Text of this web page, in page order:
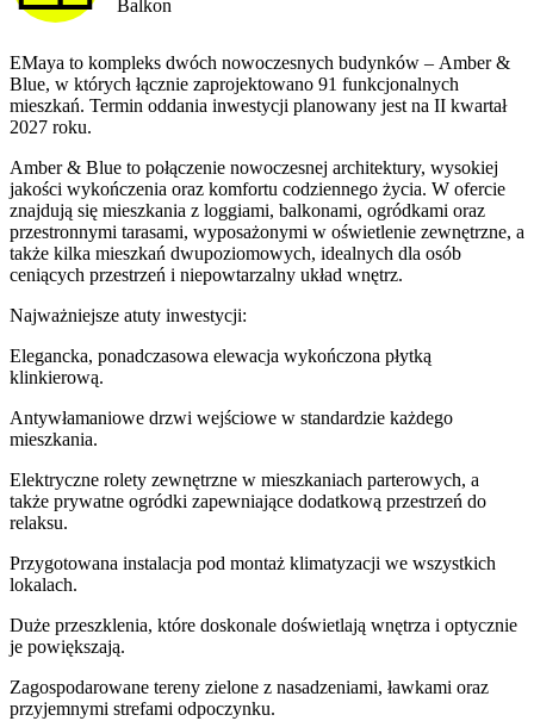
Balkon
EMaya to kompleks dwóch nowoczesnych budynków – Amber &
Blue, w których łącznie zaprojektowano 91 funkcjonalnych
mieszkań. Termin oddania inwestycji planowany jest na II kwartał
2027 roku.
Amber & Blue to połączenie nowoczesnej architektury, wysokiej
jakości wykończenia oraz komfortu codziennego życia. W ofercie
znajdują się mieszkania z loggiami, balkonami, ogródkami oraz
przestronnymi tarasami, wyposażonymi w oświetlenie zewnętrzne, a
także kilka mieszkań dwupoziomowych, idealnych dla osób
ceniących przestrzeń i niepowtarzalny układ wnętrz.
Najważniejsze atuty inwestycji:
Elegancka, ponadczasowa elewacja wykończona płytką
klinkierową.
Antywłamaniowe drzwi wejściowe w standardzie każdego
mieszkania.
Elektryczne rolety zewnętrzne w mieszkaniach parterowych, a
także prywatne ogródki zapewniające dodatkową przestrzeń do
relaksu.
Przygotowana instalacja pod montaż klimatyzacji we wszystkich
lokalach.
Duże przeszklenia, które doskonale doświetlają wnętrza i optycznie
je powiększają.
Zagospodarowane tereny zielone z nasadzeniami, ławkami oraz
przyjemnymi strefami odpoczynku.